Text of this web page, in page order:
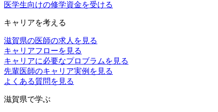
医学生向けの修学資金を受ける
キャリアを考える
滋賀県の医師の求人を見る
キャリアフローを見る
キャリアに必要なプロブラムを見る
先輩医師のキャリア実例を見る
よくある質問を見る
滋賀県で学ぶ